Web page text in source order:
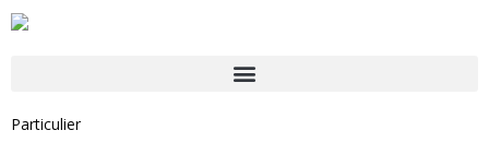
Particulier